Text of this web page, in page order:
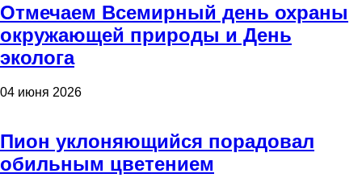
Отмечаем Всемирный день охраны
окружающей природы и День
эколога
04 июня 2026
Пион уклоняющийся порадовал
обильным цветением